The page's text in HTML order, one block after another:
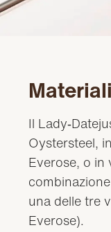
Il
Oystersteel,
Everose, o in
una delle tre
Everose).